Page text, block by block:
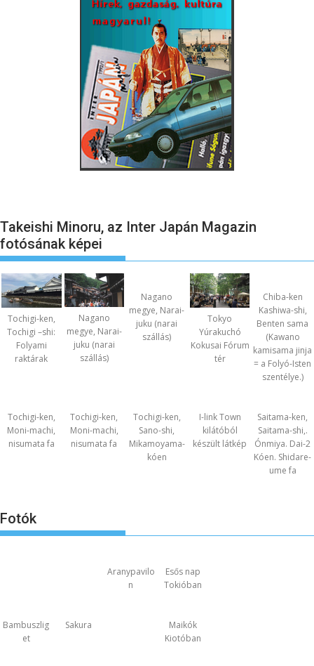
Takeishi Minoru, az Inter Japán Magazin
fotósának képei
Tochigi-ken,
Tochigi –shi:
Folyami
raktárak
Nagano
megye, Narai-
juku (narai
szállás)
Nagano
megye, Narai-
juku (narai
szállás)
Tokyo
Yúrakuchó
Kokusai Fórum
tér
Chiba-ken
Kashiwa-shi,
Benten sama
(Kawano
kamisama jinja
= a Folyó-Isten
szentélye.)
Tochigi-ken,
Moni-machi,
nisumata fa
Tochigi-ken,
Moni-machi,
nisumata fa
Tochigi-ken,
Sano-shi,
Mikamoyama-
kóen
I-link Town
kilátóból
készült látkép
Saitama-ken,
Saitama-shi,.
Ónmiya. Dai-2
Kóen. Shidare-
ume fa
Fotók
Aranypavilo
n
Esős nap
Tokióban
Bambuszlig
et
Sakura
Maikók
Kiotóban